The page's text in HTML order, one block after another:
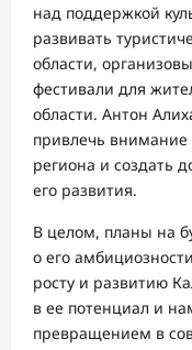
над поддержкой
развивать
области,
фестивали для
области. Антон
привлечь внимание
региона и создать
его развития.
В целом, планы на
о его
росту и развитию
в ее потенциал и
превращением в